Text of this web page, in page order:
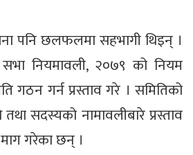
पनि छलफलमा सहभागी थिइन् ।
नियमावली, २०७९ को नियम
गठन गर्न प्रस्ताव गरे । समितिको
सदस्यको नामावलीबारे प्रस्ताव
गरेका छन् ।